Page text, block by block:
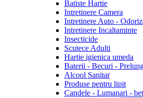
Batiste Hartie
Intretinere Camera
Intretinere Auto -
Intretinere Incaltaminte
Insecticide
Scutece Adulti
Hartie igienica umeda
Baterii - Becuri -
Alcool Sanitar
Produse pentru lipit
Candele - Lumanari -